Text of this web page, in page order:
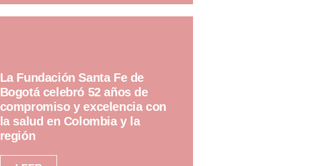
La Fundación Santa Fe de
Bogotá celebró 52 años de
compromiso y excelencia con
la salud en Colombia y la
región